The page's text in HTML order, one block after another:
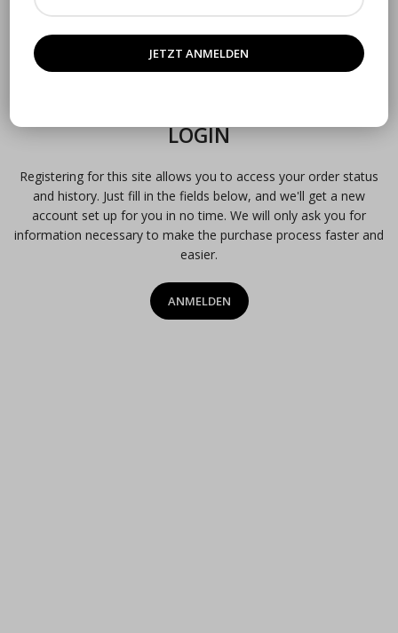
REGISTRIEREN
LOGIN
Registering for this site allows you to access your order status
and history. Just fill in the fields below, and we'll get a new
account set up for you in no time. We will only ask you for
information necessary to make the purchase process faster and
easier.
ANMELDEN